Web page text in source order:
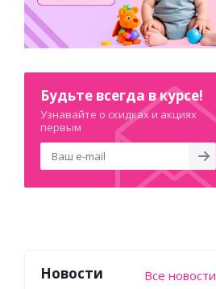
Будьте всегда в курсе!
Узнавайте о скидках и акциях
первым
Новости Все новости